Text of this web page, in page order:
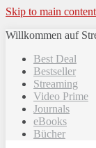
Skip to main content
Willkommen auf
Best Deal
Bestseller
Streaming
Video Prime
Journals
eBooks
Bücher